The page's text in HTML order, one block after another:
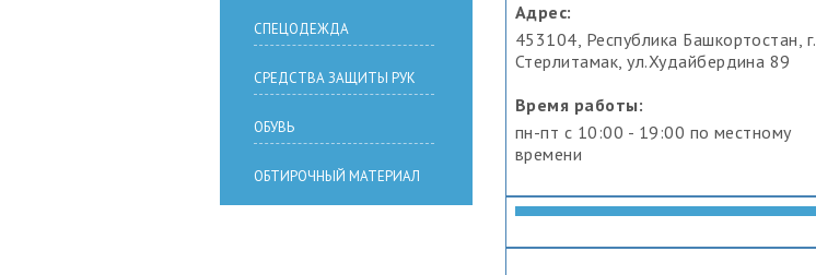
Адрес:
453104, Республика Башкортостан, г.
Стерлитамак, ул.Худайбердина 89
Время работы:
пн-пт с 10:00 - 19:00 по местному
времени
СПЕЦОДЕЖДА
СРЕДСТВА ЗАЩИТЫ РУК
ОБУВЬ
ОБТИРОЧНЫЙ МАТЕРИАЛ